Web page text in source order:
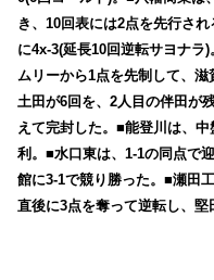
き、10回表には2点を先行さ
に4x-3(延長10回逆転サヨナラ
ムリーから1点を先制して、
土田が6回を、2人目の伴田が
えて完封した。■能登川は、
利。■水口東は、1-1の同点で
館に3-1で競り勝った。■瀬田
直後に3点を奪って逆転し、堅